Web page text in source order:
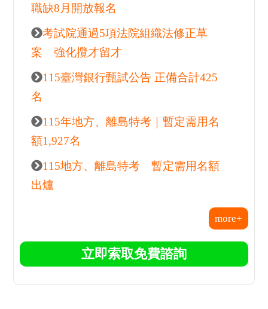
最新考試情報
115南區國稅局儲備約僱人員甄選開
跑 釋出206名額
台鐵公司啟動產學合作甄試 釋出42
職缺8月開放報名
考試院通過5項法院組織法修正草
案 強化攬才留才
115臺灣銀行甄試公告 正備合計425
115年地方、離島特考｜暫定需用名